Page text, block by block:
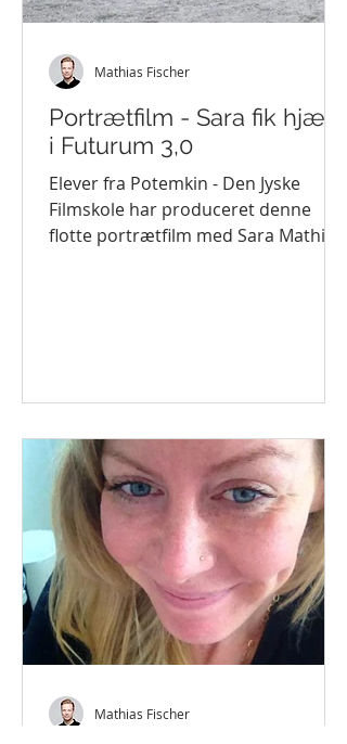
Portrætfilm - Sara fik hjælp
i Futurum 3,0
Elever fra Potemkin - Den Jyske
Filmskole har produceret denne
flotte portrætfilm med Sara Mathilde
Mathias Fischer
Mathias Fischer